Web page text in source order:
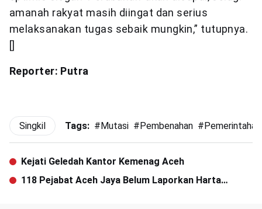
amanah rakyat masih diingat dan serius
melaksanakan tugas sebaik mungkin,” tutupnya.
[]
Reporter: Putra
Singkil Tags: #Mutasi #Pembenahan #Pemerintahan
Kejati Geledah Kantor Kemenag Aceh
118 Pejabat Aceh Jaya Belum Laporkan Harta